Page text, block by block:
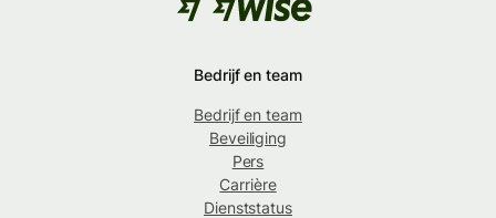
Bedrijf en team
Bedrijf en team
Beveiliging
Pers
Carrière
Dienststatus